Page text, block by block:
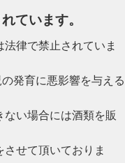
ています。
律で禁止されていま
発育に悪影響を与える
い場合には酒類を販
せて頂いておりま